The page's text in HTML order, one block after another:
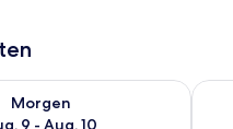
Aug. 9.
Morgen
9 - Aug. 10
für morgen,